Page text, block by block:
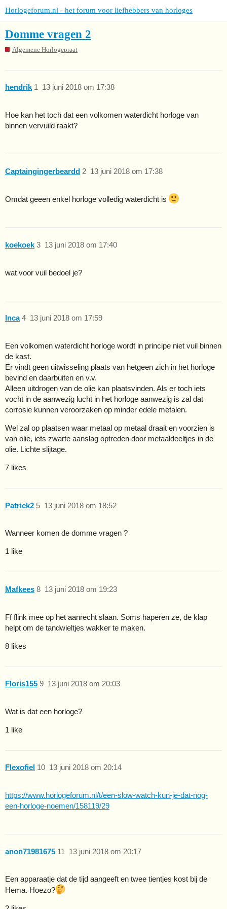
Horlogeforum.nl - het forum voor liefhebbers van horloges
Domme vragen 2
Algemene Horlogepraat
hendrik 13 juni 2018 om 17:38
1
Hoe kan het toch dat een volkomen waterdicht horloge van
binnen vervuild raakt?
Captaingingerbeardd 13 juni 2018 om 17:38
2
Omdat geeen enkel horloge volledig waterdicht is
koekoek 13 juni 2018 om 17:40
3
wat voor vuil bedoel je?
Inca 13 juni 2018 om 17:59
4
Een volkomen waterdicht horloge wordt in principe niet vuil binnen
de kast.
Er vindt geen uitwisseling plaats van hetgeen zich in het horloge
bevind en daarbuiten en v.v.
Alleen uitdrogen van de olie kan plaatsvinden. Als er toch iets
vocht in de aanwezig lucht in het horloge aanwezig is zal dat
corrosie kunnen veroorzaken op minder edele metalen.
Wel zal op plaatsen waar metaal op metaal draait en voorzien is
van olie, iets zwarte aanslag optreden door metaaldeeltjes in de
olie. Lichte slijtage.
7 likes
Patrick2 13 juni 2018 om 18:52
5
Wanneer komen de domme vragen ?
1 like
Mafkees 13 juni 2018 om 19:23
8
Ff flink mee op het aanrecht slaan. Soms haperen ze, de klap
helpt om de tandwieltjes wakker te maken.
8 likes
Floris155 13 juni 2018 om 20:03
9
Wat is dat een horloge?
1 like
Flexofiel 13 juni 2018 om 20:14
10
https://www.horlogeforum.nl/t/een-slow-watch-kun-je-dat-nog-
een-horloge-noemen/158119/29
anon71981675 13 juni 2018 om 20:17
11
Een apparaatje dat de tijd aangeeft en twee tientjes kost bij de
Hema. Hoezo?